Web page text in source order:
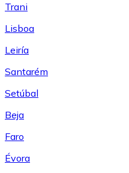
Trani
Lisboa
Leiría
Santarém
Setúbal
Beja
Faro
Évora